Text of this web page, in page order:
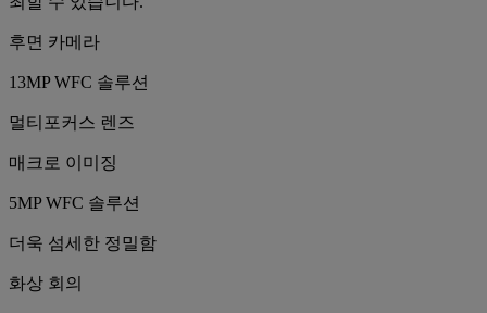
후면 카메라
13MP WFC 솔루션
멀티포커스 렌즈
매크로 이미징
5MP WFC 솔루션
더욱 섬세한 정밀함
화상 회의